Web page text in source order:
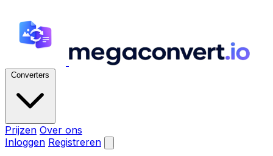
Converters
Prijzen Over ons
Inloggen Registreren